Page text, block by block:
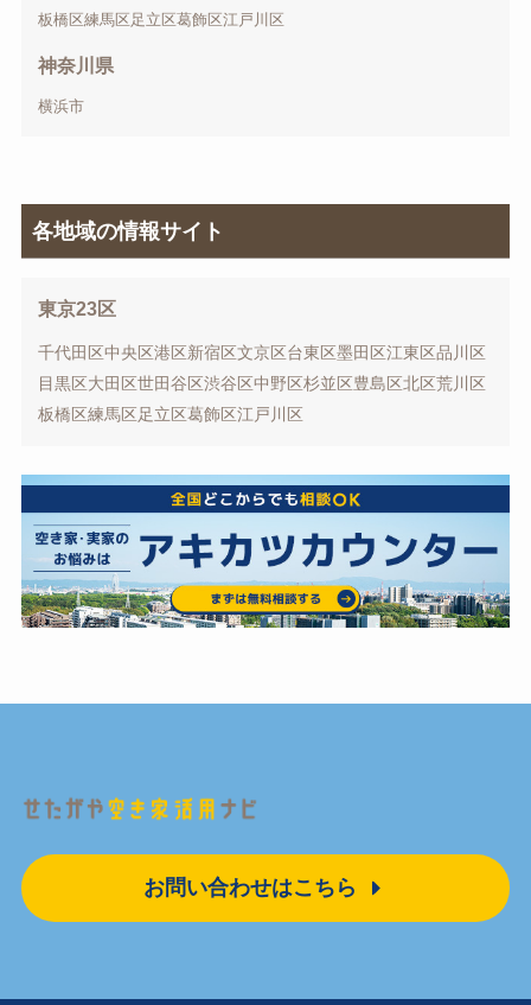
板橋区練馬区 足立区葛飾区江戸川区
神奈川県
横浜市
各地域の情報サイト
東京23区
千代田区中央区港区新宿区文京区台東区墨田区江東区品川区
目黒区大田区世田谷区渋谷区中野区杉並区豊島区北区荒川区
板橋区練馬区足立区葛飾区江戸川区
お問い合わせはこちら